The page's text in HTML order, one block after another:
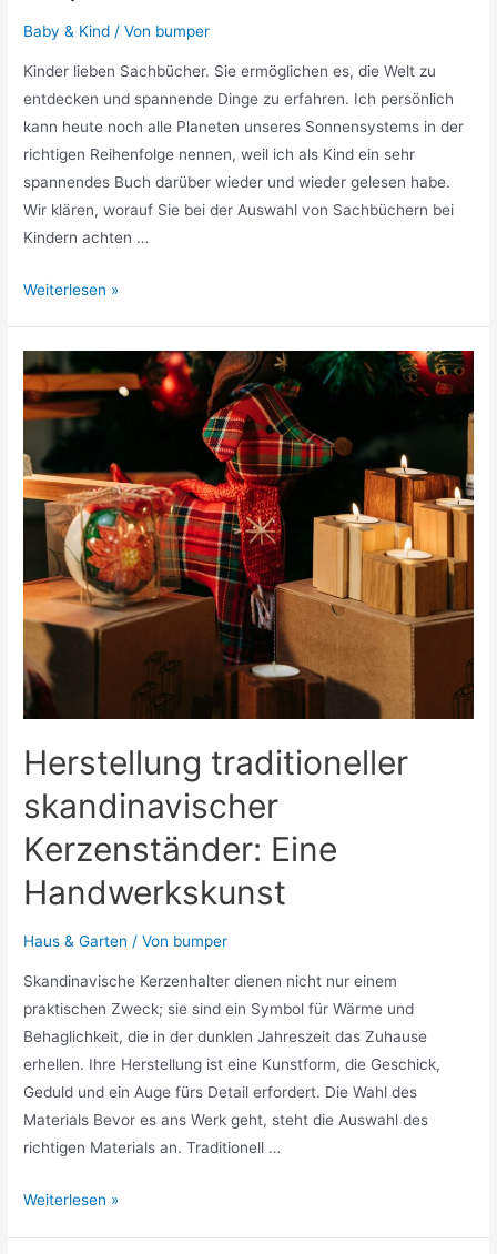
Baby & Kind / Von bumper
Kinder lieben Sachbücher. Sie ermöglichen es, die Welt zu
entdecken und spannende Dinge zu erfahren. Ich persönlich
kann heute noch alle Planeten unseres Sonnensystems in der
richtigen Reihenfolge nennen, weil ich als Kind ein sehr
spannendes Buch darüber wieder und wieder gelesen habe.
Wir klären, worauf Sie bei der Auswahl von Sachbüchern bei
Kindern achten …
Spielerisch
Sachbücher
Kinder
inspirieren
und
fördern
Weiterlesen »
Herstellung traditioneller
skandinavischer
Kerzenständer: Eine
Handwerkskunst
Haus & Garten / Von bumper
Skandinavische Kerzenhalter dienen nicht nur einem
praktischen Zweck; sie sind ein Symbol für Wärme und
Behaglichkeit, die in der dunklen Jahreszeit das Zuhause
erhellen. Ihre Herstellung ist eine Kunstform, die Geschick,
Geduld und ein Auge fürs Detail erfordert. Die Wahl des
Materials Bevor es ans Werk geht, steht die Auswahl des
richtigen Materials an. Traditionell …
Herstellung
Weiterlesen »